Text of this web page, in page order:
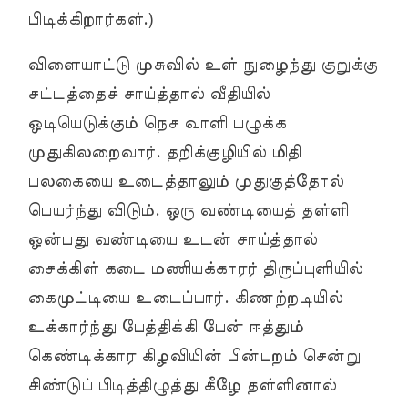
பிடிக்கிறார்கள்.)
விளையாட்டு முசுவில் உள் நுழைந்து குறுக்கு
சட்டத்தைச் சாய்த்தால் வீதியில்
ஒடியெடுக்கும் நெச வாளி பழுக்க
முதுகிலறைவார். தறிக்குழியில் மிதி
பலகையை உடைத்தாலும் முதுகுத்தோல்
பெயர்ந்து விடும். ஒரு வண்டியைத் தள்ளி
ஒன்பது வண்டியை உடன் சாய்த்தால்
சைக்கிள் கடை மணியக்காரர் திருப்புளியில்
கைமுட்டியை உடைப்பார். கிணற்றடியில்
உக்கார்ந்து பேத்திக்கி பேன் ஈத்தும்
கெண்டிக்கார கிழவியின் பின்புறம் சென்று
சிண்டுப் பிடித்திழுத்து கீழே தள்ளினால்